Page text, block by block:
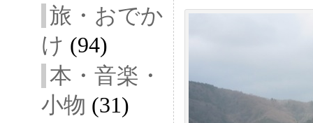
旅・おでか
け (94)
本・音楽・
小物 (31)